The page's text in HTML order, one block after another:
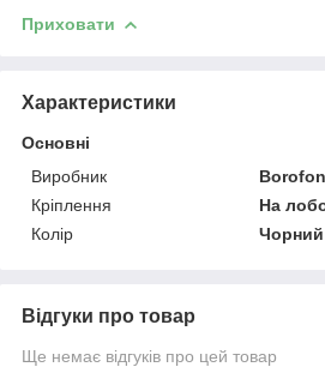
Приховати
Характеристики
Основні
Виробник
Кріплення
На
Колір
Чорний
Відгуки про товар
Ще немає відгуків про цей товар